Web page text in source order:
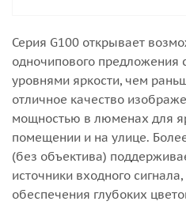
Серия G100 открывает
одночипового предложения
уровнями яркости, чем
отличное качество
мощностью в люменах для
помещении и на улице.
(без объектива)
источники входного
обеспечения глубоких